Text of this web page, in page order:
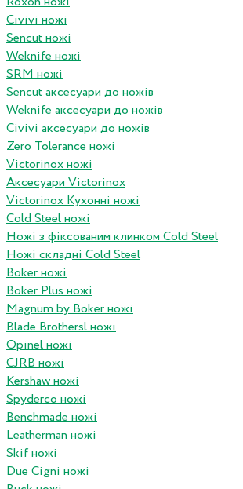
Civivi ножі
Sencut ножі
Weknife ножі
SRM ножі
Sencut аксесуари до ножів
Weknife аксесуари до ножів
Civivi аксесуари до ножів
Zero Tolerance ножі
Victorinox ножі
Аксесуари Victorinox
Victorinox Кухонні ножі
Cold Steel ножі
Ножі з фіксованим клинком Cold Steel
Ножі складні Cold Steel
Boker ножі
Boker Plus ножі
Magnum by Boker ножі
Blade Brothersl ножі
Opinel ножі
CJRB ножі
Kershaw ножі
Spyderco ножі
Benchmade ножі
Leatherman ножі
Skif ножі
Due Cigni ножі